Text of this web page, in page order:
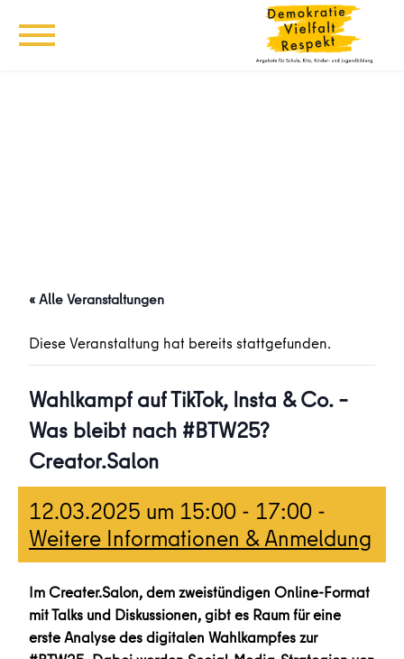
« Alle Veranstaltungen
Diese Veranstaltung hat bereits stattgefunden.
Wahlkampf auf TikTok, Insta & Co. –
Was bleibt nach #BTW25?
Creator.Salon
12.03.2025 um 15:00 - 17:00 -
Weitere Informationen & Anmeldung
Im Creater.Salon, dem zweistündigen Online-Format
mit Talks und Diskussionen, gibt es Raum für eine
erste Analyse des digitalen Wahlkampfes zur